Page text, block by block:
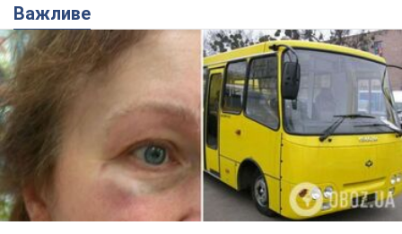
У Львові жінка спровокувала конфлікт,
розмовляючи російською мовою у маршрутці:
поліція склала адмінпротокол. Відео
На місце події прибули патрульні поліцейські та слідчо-
оперативна група
"Воюють, бо дурні": у Чернівцях
водій автобуса зневажив
українських військових і поплатився.